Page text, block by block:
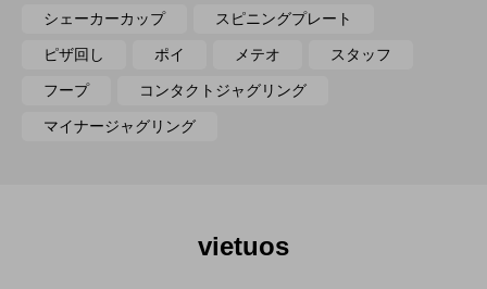
シェーカーカップ スピニングプレート
ピザ回し ポイ メテオ スタッフ
フープ コンタクトジャグリング
マイナージャグリング
vietuos